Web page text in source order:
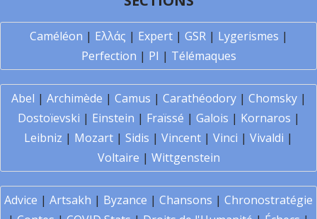
Caméléon | Ελλάς | Expert| GSR| Lygerismes |
Perfection | PI | Télémaques
Abel | Archimède | Camus | Carathéodory| Chomsky|
Dostoïevski | Einstein | Fraïssé | Galois | Kornaros |
Leibniz | Mozart | Sidis | Vincent | Vinci | Vivaldi |
Voltaire | Wittgenstein
Advice | Artsakh | Byzance | Chansons | Chronostratégie